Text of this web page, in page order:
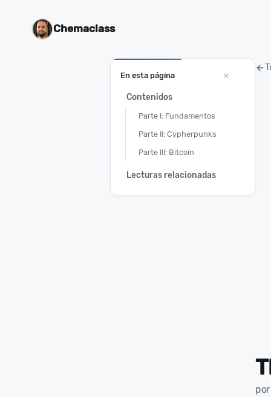
Chemaclass
En esta página
Contenidos
Parte I: Fundamentos
Parte II: Cypherpunks
Parte III: Bitcoin
Lecturas relacionadas